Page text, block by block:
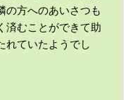
の方へのあいさつも
済むことができて助
れていたようでし